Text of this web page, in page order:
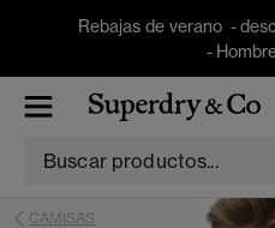
Rebajas de verano -
-
CAMISAS